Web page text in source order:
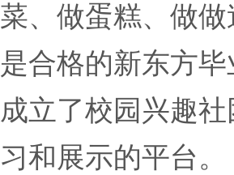
菜、做蛋糕、做
是合格的新东方
成立了校园兴趣
习和展示的平台。